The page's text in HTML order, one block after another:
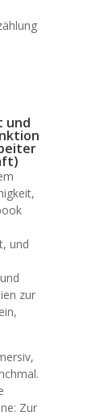
und
und
zur
Zur